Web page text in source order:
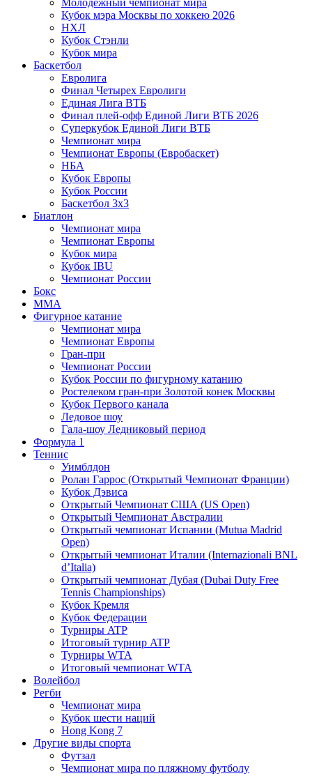
Молодежный чемпионат мира
Кубок мэра Москвы по хоккею 2026
НХЛ
Кубок Стэнли
Кубок мира
Баскетбол
Евролига
Финал Четырех Евролиги
Единая Лига ВТБ
Финал плей-офф Единой Лиги ВТБ 2026
Суперкубок Единой Лиги ВТБ
Чемпионат мира
Чемпионат Европы (Евробаскет)
НБА
Кубок Европы
Кубок России
Баскетбол 3х3
Биатлон
Чемпионат мира
Чемпионат Европы
Кубок мира
Кубок IBU
Чемпионат России
Бокс
MMA
Фигурное катание
Чемпионат мира
Чемпионат Европы
Гран-при
Чемпионат России
Кубок России по фигурному катанию
Ростелеком гран-при Золотой конек Москвы
Кубок Первого канала
Ледовое шоу
Гала-шоу Ледниковый период
Формула 1
Теннис
Уимблдон
Ролан Гаррос (Открытый Чемпионат Франции)
Кубок Дэвиса
Открытый Чемпионат США (US Open)
Открытый Чемпионат Австралии
Открытый чемпионат Испании (Mutua Madrid
Open)
Открытый чемпионат Италии (Internazionali BNL
d’Italia)
Открытый чемпионат Дубая (Dubai Duty Free
Tennis Championships)
Кубок Кремля
Кубок Федерации
Турниры ATP
Итоговый турнир ATP
Турниры WTA
Итоговый чемпионат WTA
Волейбол
Регби
Чемпионат мира
Кубок шести наций
Hong Kong 7
Другие виды спорта
Футзал
Чемпионат мира по пляжному футболу